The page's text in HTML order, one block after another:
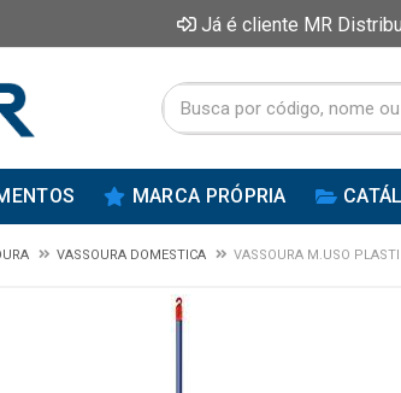
Já é cliente MR
MARCA PRÓPRIA
VASSOURA DOMESTICA VASSOURA M.USO